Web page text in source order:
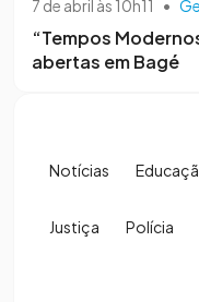
7 de abril às 10h11 •
“Tempos
abertas em Bagé
Notícias
Justiça Polícia